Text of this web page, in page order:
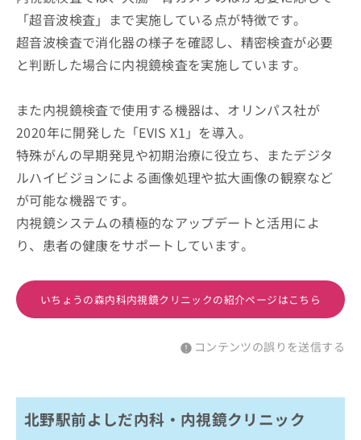
「超音波検査」まで実施している点が特徴です。
超音波検査で消化器の様子を確認し、精密検査が必要
と判断した場合に内視鏡検査を実施しています。
また内視鏡検査で使用する機器は、オリンパス社が
2020年に開発した「EVIS X1」を導入。
特殊がんの早期発見や初期治療に役立ち、またデジタ
ルハイビジョンによる画像処理や拡大画像の観察など
が可能な機器です。
内視鏡システムの積極的なアップデートと活用によ
り、患者の健康をサポートしています。
いちょうの森内科内視鏡クリニックの紹介ページはこちら
コンテンツの誤りを送信する
北野駅前よしだ内科・内視鏡クリニック